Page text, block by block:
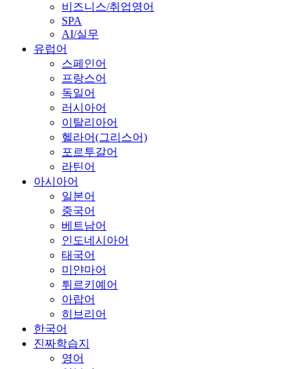
비즈니스/취업영어
SPA
AI/실무
유럽어
스페인어
프랑스어
독일어
러시아어
이탈리아어
헬라어(그리스어)
포르투갈어
라틴어
아시아어
일본어
중국어
베트남어
인도네시아어
태국어
미얀마어
튀르키예어
아랍어
히브리어
한국어
진짜학습지
영어